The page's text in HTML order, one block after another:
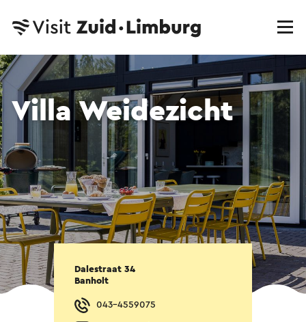
Villa Weidezicht
Dalestraat 34
Banholt
043-4559075